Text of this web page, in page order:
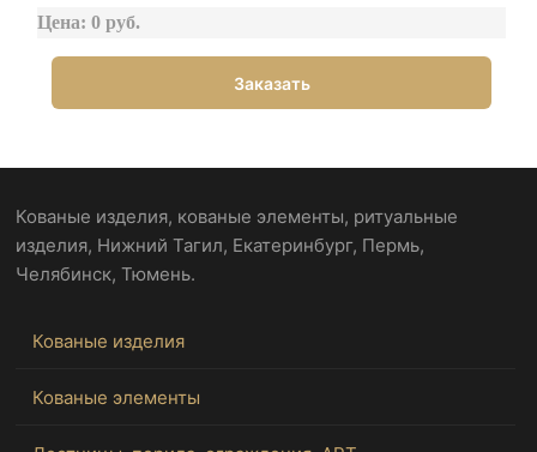
Цена: 0 руб.
Заказать
Кованые изделия, кованые элементы, ритуальные
изделия, Нижний Тагил, Екатеринбург, Пермь,
Челябинск, Тюмень.
Кованые изделия
Кованые элементы